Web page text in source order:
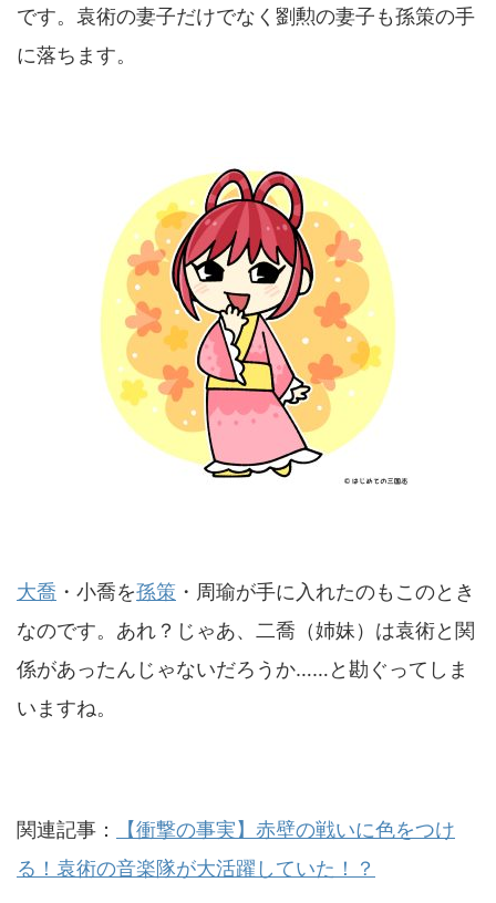
です。袁術の妻子だけでなく劉勲の妻子も孫策の手
に落ちます。
大喬 ・小喬を孫策 ・周瑜が手に入れたのもこのとき
なのです。あれ？じゃあ、二喬（姉妹）は袁術と関
係があったんじゃないだろうか……と勘ぐってしま
いますね。
関連記事：
【衝撃の事実】赤壁の戦いに色をつけ
る！袁術の音楽隊が大活躍していた！？